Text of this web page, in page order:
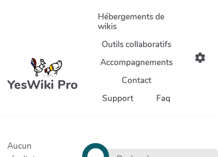
Aller au contenu principal
YesWiki Pro
Hébergements de
wikis
Outils collaboratifs
Accompagnements
Contact
Support
Faq
Aucun